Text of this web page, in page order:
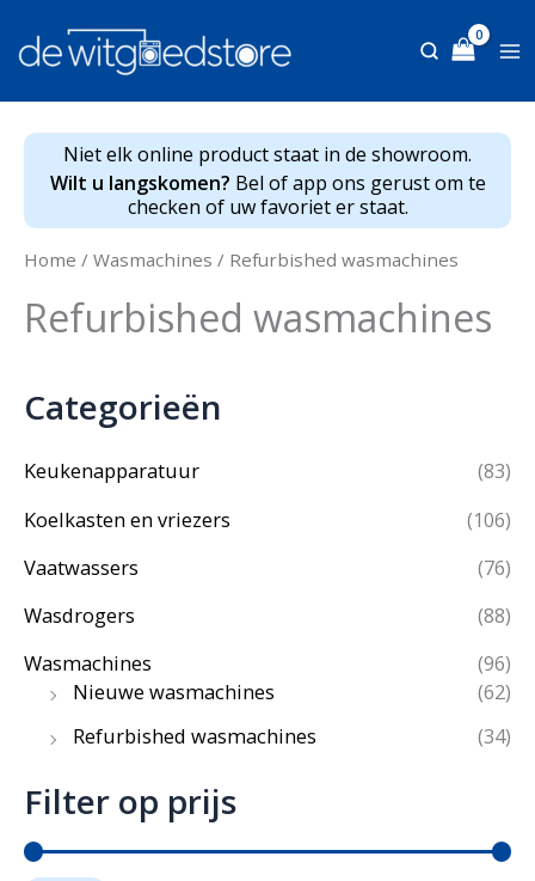
naar
de
inhoud
Niet elk online product staat in de showroom.
Wilt u langskomen? Bel of app ons gerust om te
checken of uw favoriet er staat.
Home / Wasmachines / Refurbished wasmachines
Refurbished wasmachines
Categorieën
Keukenapparatuur
(83)
Koelkasten en vriezers
(106)
Vaatwassers
(76)
Wasdrogers
(88)
Wasmachines
(96)
Nieuwe wasmachines
(62)
Refurbished wasmachines
(34)
Filter op prijs